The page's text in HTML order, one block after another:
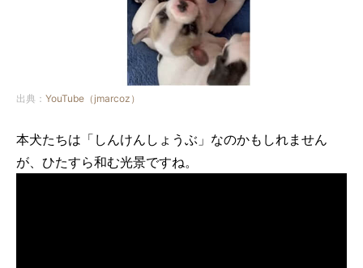
出典： YouTube（jmarcoz）
本犬たちは「しんけんしょうぶ」なのかもしれません
が、ひたすら和む光景ですね。